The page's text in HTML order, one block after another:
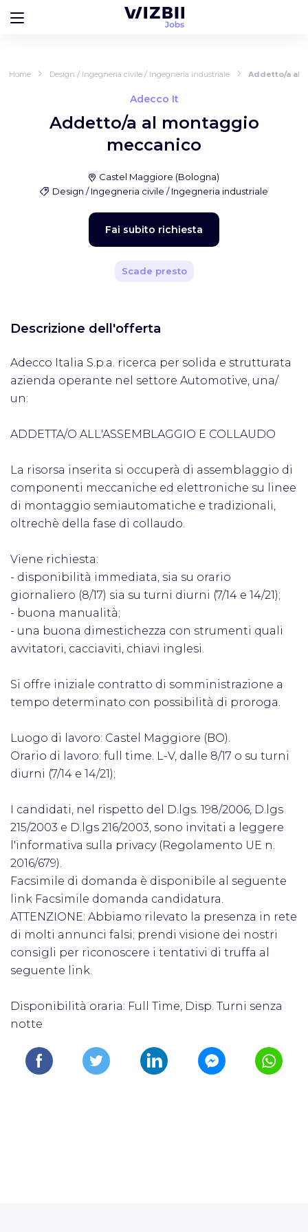
Home Design / Ingegneria civile / Ingegneria industriale Addetto/a al
Adecco It
Addetto/a al montaggio
meccanico
Castel Maggiore (Bologna)
Design / Ingegneria civile / Ingegneria industriale
Fai subito richiesta
Scade presto
Descrizione dell'offerta
Adecco Italia S.p.a. ricerca per solida e strutturata
azienda operante nel settore Automotive, una/
un:
ADDETTA/O ALL'ASSEMBLAGGIO E COLLAUDO
La risorsa inserita si occuperà di assemblaggio di
componenti meccaniche ed elettroniche su linee
di montaggio semiautomatiche e tradizionali,
oltrechè della fase di collaudo.
Viene richiesta:
- disponibilità immediata, sia su orario
giornaliero (8/17) sia su turni diurni (7/14 e 14/21);
- buona manualità;
- una buona dimestichezza con strumenti quali
avvitatori, cacciaviti, chiavi inglesi.
Si offre iniziale contratto di somministrazione a
tempo determinato con possibilità di proroga.
Luogo di lavoro: Castel Maggiore (BO).
Orario di lavoro: full time. L-V, dalle 8/17 o su turni
diurni (7/14 e 14/21);
I candidati, nel rispetto del D.lgs. 198/2006, D.lgs
215/2003 e D.lgs 216/2003, sono invitati a leggere
l'informativa sulla privacy (Regolamento UE n.
2016/679).
Facsimile di domanda è disponibile al seguente
link Facsimile domanda candidatura.
ATTENZIONE: Abbiamo rilevato la presenza in rete
di molti annunci falsi; prendi visione dei nostri
consigli per riconoscere i tentativi di truffa al
seguente link.
Disponibilità oraria: Full Time, Disp. Turni senza
notte